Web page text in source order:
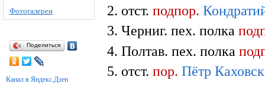
Фотогалереи
Поделиться
Канал в Яндекс.Дзен
отст.подпор.
Черниг. пех. полка
Полтав. пех. полка
отст.пор. Пётр